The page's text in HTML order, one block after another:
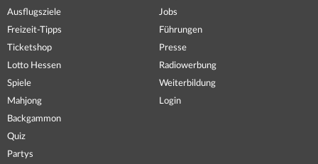
Ausflugsziele
Freizeit-Tipps
Ticketshop
Lotto Hessen
Spiele
Mahjong
Backgammon
Quiz
Partys
Jobs
Führungen
Presse
Radiowerbung
Weiterbildung
Login